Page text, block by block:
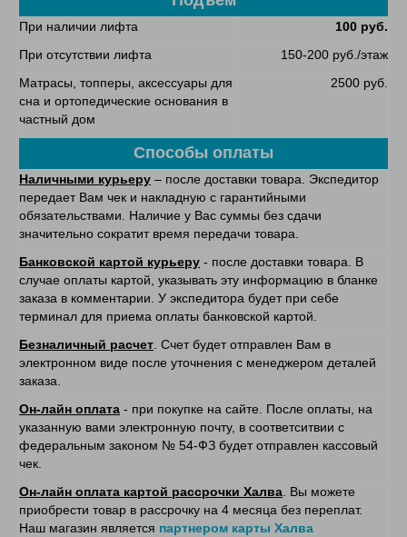
При наличии лифта
100 руб.
При отсутствии лифта
150-200 руб./этаж
Матрасы, топперы, аксессуары для
сна и ортопедические основания в
частный дом
2500 руб.
Способы оплаты
Наличными курьеру – после доставки товара. Экспедитор
передает Вам чек и накладную с гарантийными
обязательствами. Наличие у Вас суммы без сдачи
значительно сократит время передачи товара.
Банковской картой курьеру - после доставки товара. В
случае оплаты картой, указывать эту информацию в бланке
заказа в комментарии. У экспедитора будет при себе
терминал для приема оплаты банковской картой.
Безналичный расчет . Счет будет отправлен Вам в
электронном виде после уточнения с менеджером деталей
заказа.
Он-лайн оплата - при покупке на сайте. После оплаты, на
указанную вами электронную почту, в соответситвии с
федеральным законом № 54-ФЗ будет отправлен кассовый
чек.
Он-лайн оплата картой рассрочки Халва . Вы можете
приобрести товар в рассрочку на 4 месяца без переплат.
Наш магазин является партнером карты Халва